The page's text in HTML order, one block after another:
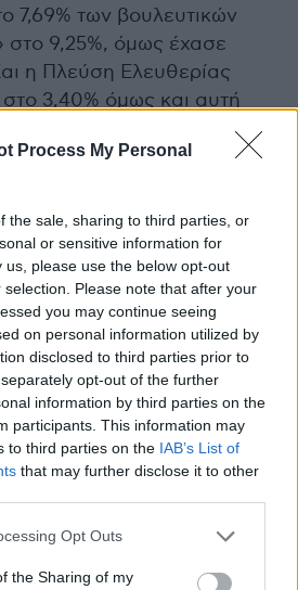
Process My Personal
the sale, sharing to third parties, or
or sensitive information for
please use the below opt-out
Please note that after your
you may continue seeing
on personal information utilized by
disclosed to third parties prior to
opt-out of the further
information by third parties on the
participants. This information may
to third parties on the IAB’s List of
that may further disclose it to other
app uses one or more Google
usage behaviour. You may click to
Opt Outs
the Sharing of my
7,69% των βουλευτικών
στο 9,25%, όμως έχασε
η Πλεύση Ελευθερίας
3,40% όμως και αυτή
από τη ΝΔ και τα κόμματα
αριστεράς. Και κανένα
ακόμη και αυτά που
και Πλεύση Ελευθερίας)
το ποσοστό τους να
Μόνα κερδισμένα
της ΝΔ κόμματα, τα οποία
αλλά κατάφεραν να
«ιμάτια» των Σπαρτιατών.
ο Βελόπουλος που
στο 9,3%. Η Λατινοπούλου
ψήφους αφού από τις